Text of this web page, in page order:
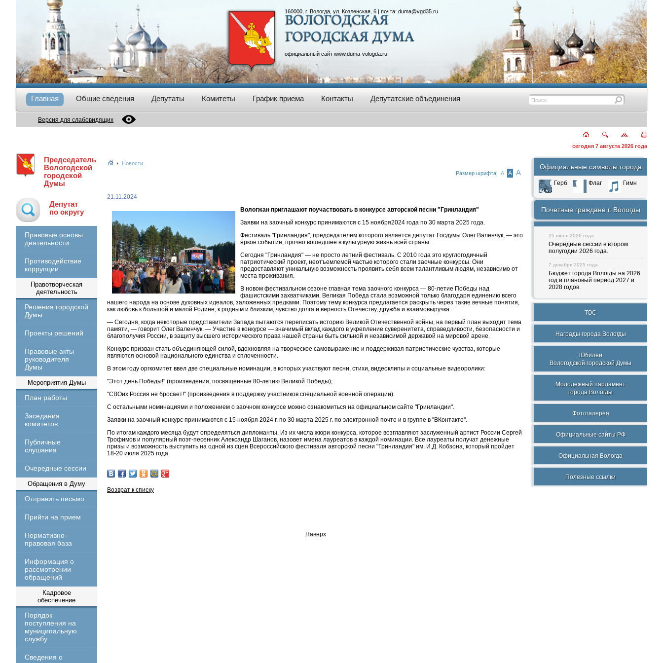
160000, г. Вологда, ул. Козленская, 6 | почта: duma@vgd35.ru
официальный сайт www.duma-vologda.ru
Главная Общие сведения Депутаты Комитеты График приема Контакты Депутатские объединения
Версия для слабовидящих
сегодня 7 августа 2026 года
Председатель
Вологодской
городской
Думы
Депутат
по округу
Правовые основы
деятельности
Противодействие
коррупции
Правотворческая
деятельность
Решения городской
Думы
Проекты решений
Правовые акты
руководителя
Думы
Мероприятия Думы
План работы
Заседания
комитетов
Публичные
слушания
Очередные сессии
Обращения в Думу
Отправить письмо
Прийти на прием
Нормативно-
правовая база
Информация о
рассмотрении
обращений
Кадровое
обеспечение
Порядок
поступления на
муниципальную
службу
Сведения о
Новости
Размер шрифта: А А А
21.11.2024
Вологжан приглашают поучаствовать в конкурсе авторской песни "Гринландия"
Заявки на заочный конкурс принимаются с 15 ноября2024 года по 30 марта 2025 года.
Фестиваль "Гринландия", председателем которого является депутат Госдумы Олег Валенчук, — это
яркое событие, прочно вошедшее в культурную жизнь всей страны.
Сегодня "Гринландия" — не просто летний фестиваль. С 2010 года это круглогодичный
патриотический проект, неотъемлемой частью которого стали заочные конкурсы. Они
предоставляют уникальную возможность проявить себя всем талантливым людям, независимо от
места проживания.
В новом фестивальном сезоне главная тема заочного конкурса — 80-летие Победы над
фашистскими захватчиками. Великая Победа стала возможной только благодаря единению всего
нашего народа на основе духовных идеалов, заложенных предками. Поэтому тему конкурса предлагается раскрыть через такие вечные понятия,
как любовь к большой и малой Родине, к родным и близким, чувство долга и верность Отечеству, дружба и взаимовыручка.
— Сегодня, когда некоторые представители Запада пытаются переписать историю Великой Отечественной войны, на первый план выходит тема
памяти, — говорит Олег Валенчук. — Участие в конкурсе — значимый вклад каждого в укрепление суверенитета, справедливости, безопасности и
благополучия России, в защиту высшего исторического права нашей страны быть сильной и независимой державой на мировой арене.
Конкурс призван стать объединяющей силой, вдохновляя на творческое самовыражение и поддерживая патриотические чувства, которые
являются основой национального единства и сплоченности.
В этом году оргкомитет ввел две специальные номинации, в которых участвуют песни, стихи, видеоклипы и социальные видеоролики:
"Этот день Победы!" (произведения, посвященные 80-летию Великой Победы);
"СВОих Россия не бросает!" (произведения в поддержку участников специальной военной операции).
С остальными номинациями и положением о заочном конкурсе можно ознакомиться на официальном сайте "Гринландии".
Заявки на заочный конкурс принимаются с 15 ноября 2024 г. по 30 марта 2025 г. по электронной почте и в группе в "ВКонтакте".
По итогам каждого месяца будут определяться дипломанты. Из их числа жюри конкурса, которое возглавляют заслуженный артист России Сергей
Трофимов и популярный поэт-песенник Александр Шаганов, назовет имена лауреатов в каждой номинации. Все лауреаты получат денежные
призы и возможность выступить на одной из сцен Всероссийского фестиваля авторской песни "Гринландия" им. И.Д. Кобзона, который пройдет
18-20 июля 2025 года.
Возврат к списку
Наверх
Официальные символы города
Герб Флаг Гимн
Почетные граждане г. Вологды
25 июня 2026 года
Очередные сессии в втором
полугодии 2026 года.
7 декабря 2025 года
Бюджет города Вологды на 2026
год и плановый период 2027 и
2028 годов.
ТОС
Награды города Вологды
Юбилеи
Вологодской городской Думы
Молодежный парламент
города Вологды
Фотогалерея
Официальные сайты РФ
Официальная Вологда
Полезные ссылки